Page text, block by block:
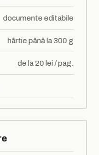
documente editabile
hârtie până la 300 g
de la 20 lei / pag.